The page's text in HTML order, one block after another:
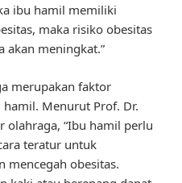
ibu hamil memiliki
maka risiko obesitas
akan meningkat.”
merupakan faktor
Menurut Prof. Dr.
olahraga, “Ibu hamil perlu
teratur untuk
mencegah obesitas.